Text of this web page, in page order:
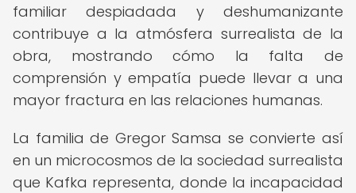
familiar despiadada y deshumanizante
contribuye a la atmósfera surrealista de la
obra, mostrando cómo la falta de
comprensión y empatía puede llevar a una
mayor fractura en las relaciones humanas.
La familia de Gregor Samsa se convierte así
en un microcosmos de la sociedad surrealista
que Kafka representa, donde la incapacidad